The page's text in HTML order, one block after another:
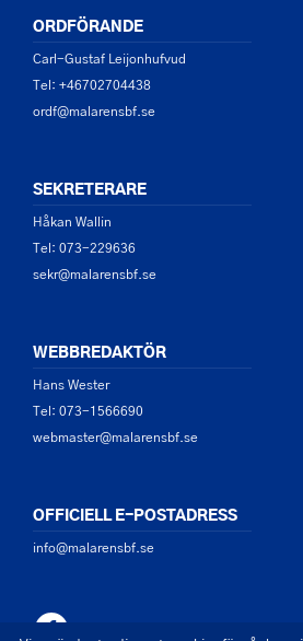
ORDFÖRANDE
Carl-Gustaf Leijonhufvud
Tel: +46702704438
ordf@malarensbf.se
SEKRETERARE
Håkan Wallin
Tel: 073-229636
sekr@malarensbf.se
WEBBREDAKTÖR
Hans Wester
Tel: 073-1566690
webmaster@malarensbf.se
OFFICIELL E-POSTADRESS
info@malarensbf.se